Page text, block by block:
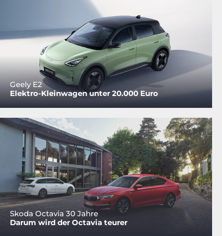
Geely E2
Elektro-Kleinwagen unter 20.000 Euro
Skoda Octavia 30 Jahre
Darum wird der Octavia teurer